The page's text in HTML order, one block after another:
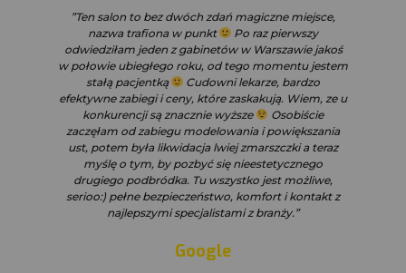
”Ten salon to bez dwóch zdań magiczne miejsce,
nazwa trafiona w punkt
Po raz pierwszy
odwiedziłam jeden z gabinetów w Warszawie jakoś
w połowie ubiegłego roku, od tego momentu jestem
stałą pacjentką
Cudowni lekarze, bardzo
efektywne zabiegi i ceny, które zaskakują. Wiem, ze u
konkurencji są znacznie wyższe
Osobiście
zaczęłam od zabiegu modelowania i powiększania
ust, potem była likwidacja lwiej zmarszczki a teraz
myślę o tym, by pozbyć się nieestetycznego
drugiego podbródka. Tu wszystko jest możliwe,
serioo:) pełne bezpieczeństwo, komfort i kontakt z
najlepszymi specjalistami z branży.”
Google